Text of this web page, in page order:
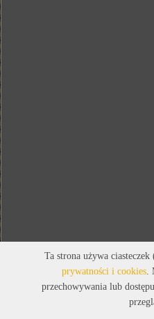
Ta strona używa
prywatności i cookies.
przechowywania lub